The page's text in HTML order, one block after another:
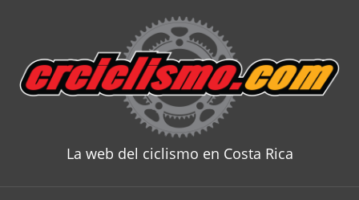
content
La web del ciclismo en Costa Rica